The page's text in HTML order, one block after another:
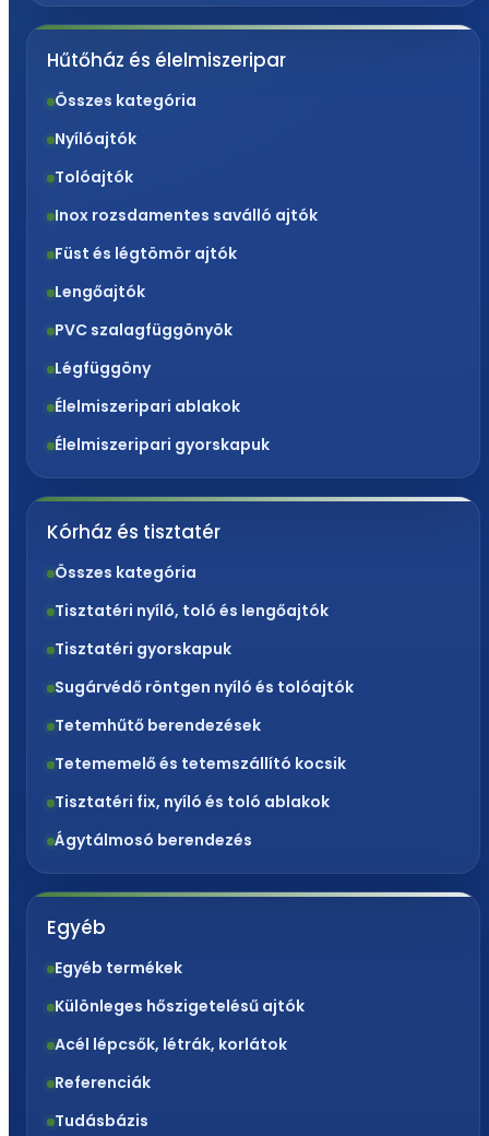
Hűtőház és élelmiszeripar
Összes kategória
Nyílóajtók
Tolóajtók
Inox rozsdamentes saválló ajtók
Füst és légtömör ajtók
Lengőajtók
PVC szalagfüggönyök
Légfüggöny
Élelmiszeripari ablakok
Élelmiszeripari gyorskapuk
Kórház és tisztatér
Összes kategória
Tisztatéri nyíló, toló és lengőajtók
Tisztatéri gyorskapuk
Sugárvédő röntgen nyíló és tolóajtók
Tetemhűtő berendezések
Tetememelő és tetemszállító kocsik
Tisztatéri fix, nyíló és toló ablakok
Ágytálmosó berendezés
Egyéb
Egyéb termékek
Különleges hőszigetelésű ajtók
Acél lépcsők, létrák, korlátok
Referenciák
Tudásbázis